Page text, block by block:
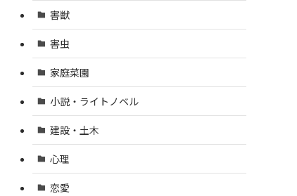
害獣
害虫
家庭菜園
小説・ライトノベル
建設・土木
心理
恋愛